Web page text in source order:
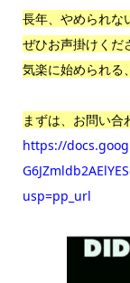
長年、やめられな
ぜひお声掛けくだ
気楽に始められる
まずは、お問い合
https://
usp=pp_url